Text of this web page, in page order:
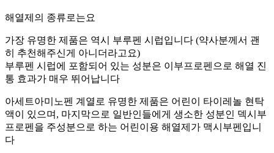
해열제의 종류로는요
가장 유명한 제품은 역시 부루펜 시럽입니다 (약사분께서 괜
히 추천해주신게 아니더라고요)
부루펜 시럽에 포함되어 있는 성분은 이부프로펜으로 해열 진
통 효과가 매우 뛰어납니다
아세트아미노펜 계열로 유명한 제품은 어린이 타이레놀 현탁
액이 있으며, 마지막으로 일반인들에게 생소한 성분인 덱시부
프로펜을 주성분으로 하는 어린이용 해열제가 맥시부펜입니
다